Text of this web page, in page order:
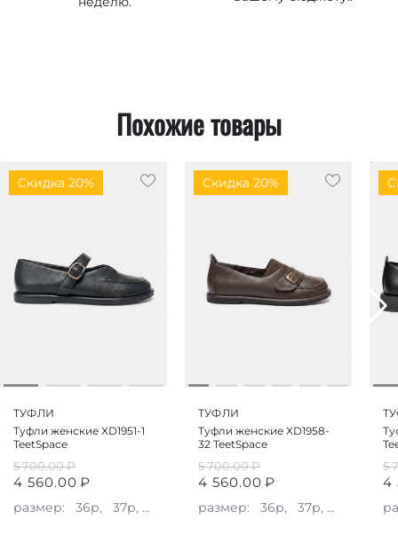
Похожие товары
Скидка 20%
ТУФЛИ
Туфли женские XD1951-1
TeetSpace
5 700.00₽
4 560.00 ₽
размер: 36р, 37р, 38р, 39р, 40р
Скидка 20%
ТУФЛИ
Туфли женские XD1958-
32 TeetSpace
5 700.00₽
4 560.00 ₽
размер: 36р, 37р, 38р,
5
4